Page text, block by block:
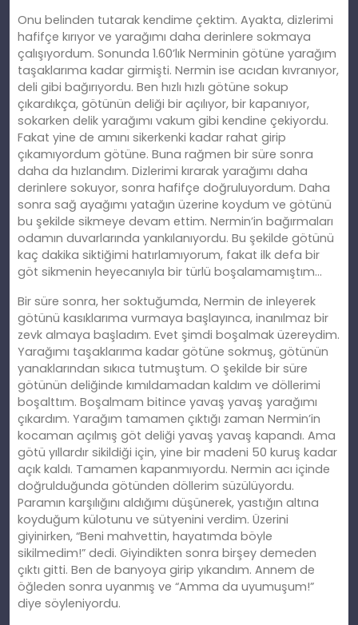
Onu belinden tutarak kendime çektim. Ayakta, dizlerimi
hafifçe kırıyor ve yarağımı daha derinlere sokmaya
çalışıyordum. Sonunda 1.60’lık Nerminin götüne yarağım
taşaklarıma kadar girmişti. Nermin ise acıdan kıvranıyor,
deli gibi bağırıyordu. Ben hızlı hızlı götüne sokup
çıkardıkça, götünün deliği bir açılıyor, bir kapanıyor,
sokarken delik yarağımı vakum gibi kendine çekiyordu.
Fakat yine de amını sikerkenki kadar rahat girip
çıkamıyordum götüne. Buna rağmen bir süre sonra
daha da hızlandım. Dizlerimi kırarak yarağımı daha
derinlere sokuyor, sonra hafifçe doğruluyordum. Daha
sonra sağ ayağımı yatağın üzerine koydum ve götünü
bu şekilde sikmeye devam ettim. Nermin’in bağırmaları
odamın duvarlarında yankılanıyordu. Bu şekilde götünü
kaç dakika siktiğimi hatırlamıyorum, fakat ilk defa bir
göt sikmenin heyecanıyla bir türlü boşalamamıştım…
Bir süre sonra, her soktuğumda, Nermin de inleyerek
götünü kasıklarıma vurmaya başlayınca, inanılmaz bir
zevk almaya başladım. Evet şimdi boşalmak üzereydim.
Yarağımı taşaklarıma kadar götüne sokmuş, götünün
yanaklarından sıkıca tutmuştum. O şekilde bir süre
götünün deliğinde kımıldamadan kaldım ve döllerimi
boşalttım. Boşalmam bitince yavaş yavaş yarağımı
çıkardım. Yarağım tamamen çıktığı zaman Nermin’in
kocaman açılmış göt deliği yavaş yavaş kapandı. Ama
götü yıllardır sikildiği için, yine bir madeni 50 kuruş kadar
açık kaldı. Tamamen kapanmıyordu. Nermin acı içinde
doğrulduğunda götünden döllerim süzülüyordu.
Paramın karşılığını aldığımı düşünerek, yastığın altına
koyduğum külotunu ve sütyenini verdim. Üzerini
giyinirken, “Beni mahvettin, hayatımda böyle
sikilmedim!” dedi. Giyindikten sonra birşey demeden
çıktı gitti. Ben de banyoya girip yıkandım. Annem de
öğleden sonra uyanmış ve “Amma da uyumuşum!”
diye söyleniyordu.